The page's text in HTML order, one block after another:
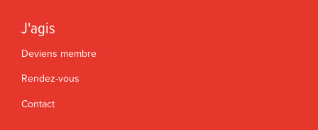
J'agis
Deviens membre
Rendez-vous
Contact